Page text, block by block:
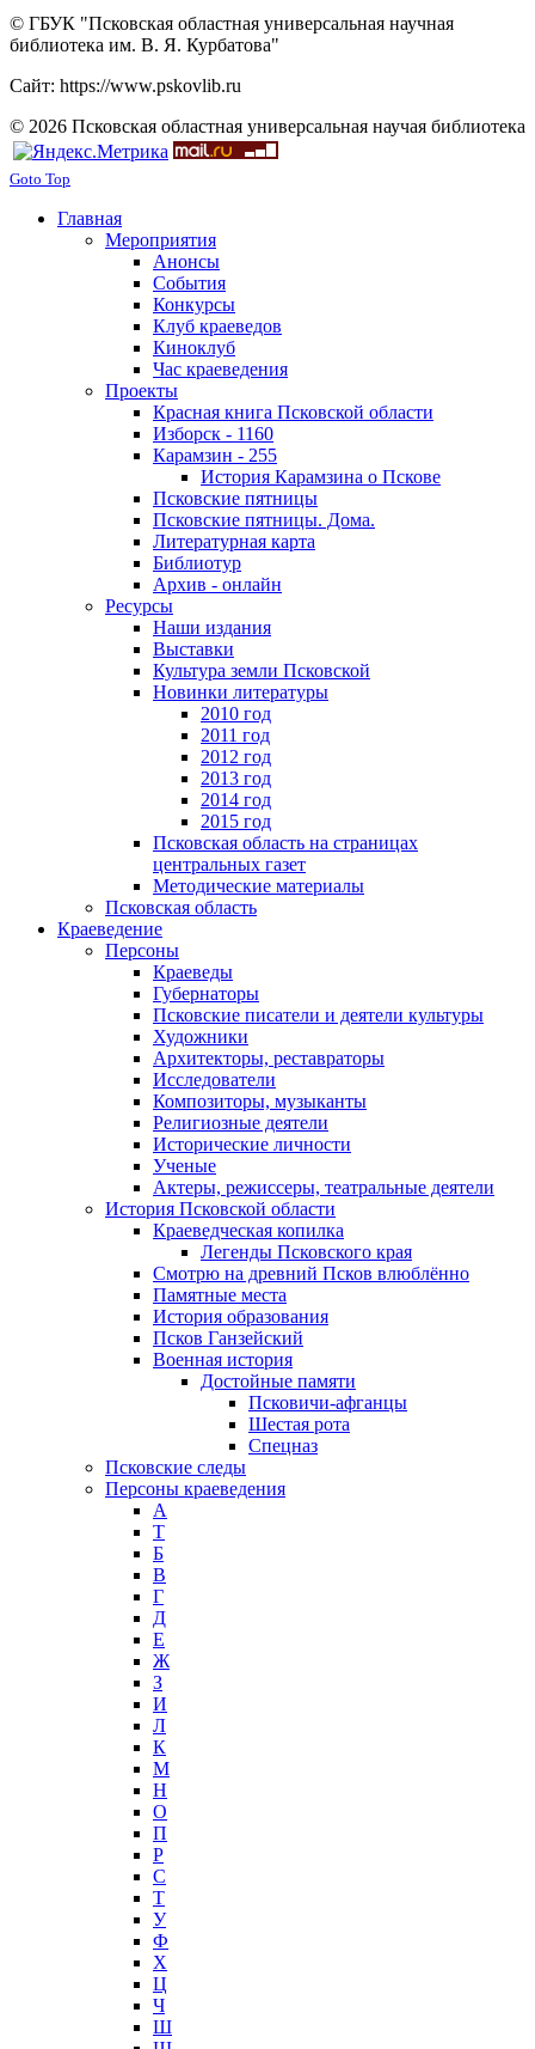
© ГБУК "Псковская областная универсальная научная
библиотека им. В. Я. Курбатова"
Сайт: https://www.pskovlib.ru
© 2026 Псковская областная универсальная научая библиотека
Goto Top
Главная
Мероприятия
Анонсы
События
Конкурсы
Клуб краеведов
Киноклуб
Час краеведения
Проекты
Красная книга Псковской области
Изборск - 1160
Карамзин - 255
История Карамзина о Пскове
Псковские пятницы
Псковские пятницы. Дома.
Литературная карта
Библиотур
Архив - онлайн
Ресурсы
Наши издания
Выставки
Культура земли Псковской
Новинки литературы
2010 год
2011 год
2012 год
2013 год
2014 год
2015 год
Псковская область на страницах
центральных газет
Методические материалы
Псковская область
Краеведение
Персоны
Краеведы
Губернаторы
Псковские писатели и деятели культуры
Художники
Архитекторы, реставраторы
Исследователи
Композиторы, музыканты
Религиозные деятели
Исторические личности
Ученые
Актеры, режиссеры, театральные деятели
История Псковской области
Краеведческая копилка
Легенды Псковского края
Смотрю на древний Псков влюблённо
Памятные места
История образования
Псков Ганзейский
Военная история
Достойные памяти
Псковичи-афганцы
Шестая рота
Спецназ
Псковские следы
Персоны краеведения
А
T
Б
В
Г
Д
Е
Ж
З
И
Л
К
М
Н
О
П
Р
С
Т
У
Ф
Х
Ц
Ч
Ш